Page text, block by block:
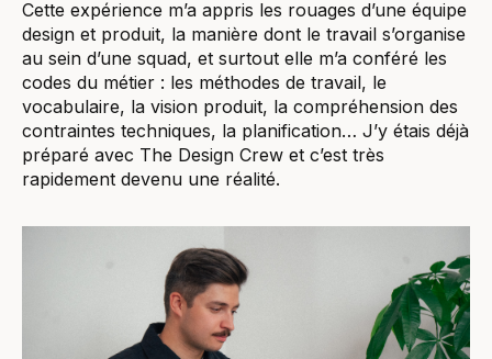
Cette expérience m’a appris les rouages d’une équipe
design et produit, la manière dont le travail s’organise
au sein d’une squad, et surtout elle m’a conféré les
codes du métier : les méthodes de travail, le
vocabulaire, la vision produit, la compréhension des
contraintes techniques, la planification… J’y étais déjà
préparé avec The Design Crew et c’est très
rapidement devenu une réalité.